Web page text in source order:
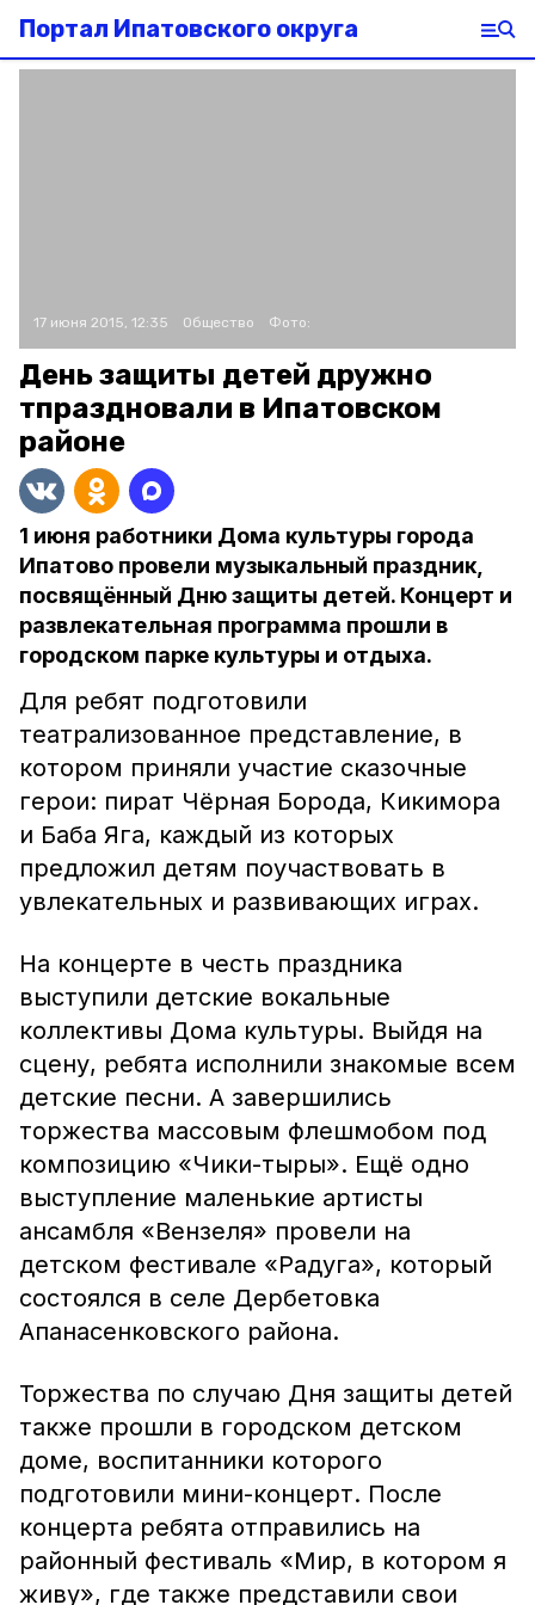
Портал Ипатовского округа
17 июня 2015, 12:35 Общество Фото:
День защиты детей дружно
тпраздновали в Ипатовском
районе
1 июня работники Дома культуры города
Ипатово провели музыкальный праздник,
посвящённый Дню защиты детей. Концерт и
развлекательная программа прошли в
городском парке культуры и отдыха.
Для ребят подготовили
театрализованное представление, в
котором приняли участие сказочные
герои: пират Чёрная Борода, Кикимора
и Баба Яга, каждый из которых
предложил детям поучаствовать в
увлекательных и развивающих играх.
На концерте в честь праздника
выступили детские вокальные
коллективы Дома культуры. Выйдя на
сцену, ребята исполнили знакомые всем
детские песни. А завершились
торжества массовым флешмобом под
композицию «Чики-тыры». Ещё одно
выступление маленькие артисты
ансамбля «Вензеля» провели на
детском фестивале «Радуга», который
состоялся в селе Дербетовка
Апанасенковского района.
Торжества по случаю Дня защиты детей
также прошли в городском детском
доме, воспитанники которого
подготовили мини-концерт. После
концерта ребята отправились на
районный фестиваль «Мир, в котором я
живу», где также представили свои